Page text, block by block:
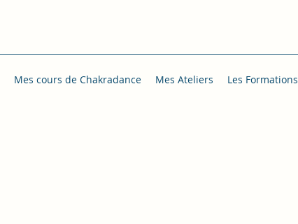
Mes cours de Chakradance Mes Ateliers Les Formations